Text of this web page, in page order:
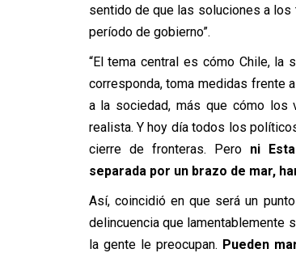
sentido de que las soluciones a
período de gobierno”.
“El tema central es cómo Chile, la
corresponda, toma medidas frente
a la sociedad, más que cómo los
realista. Y hoy día todos los
cierre de fronteras. Pero ni
separada por un brazo de mar,
Así, coincidió en que será un
delincuencia que lamentablemente
la gente le preocupan. Pueden